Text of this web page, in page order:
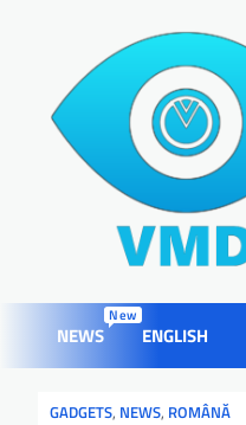
NEWS
New
ENGLISH
GADGETS, NEWS, ROMÂNĂ